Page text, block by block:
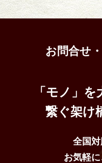
す。
ふじみ野ステラ・ウェ
埼玉県ふじみ野市大
ふじみ野市立産業文
埼玉県ふじみ野市う
お問合せ
「モノ」
繋ぐ架け
全国
お気軽